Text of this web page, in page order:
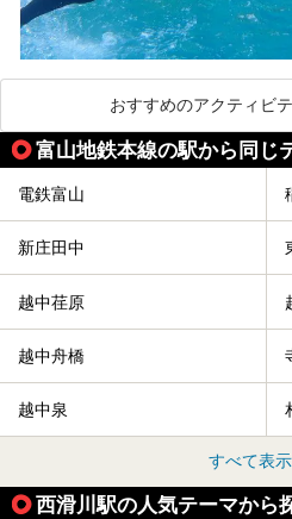
おすすめのアクティビ
富山地鉄本線の駅から同じ
電鉄富山
新庄田中
越中荏原
越中舟橋
越中泉
すべて表
西滑川駅の人気テーマから